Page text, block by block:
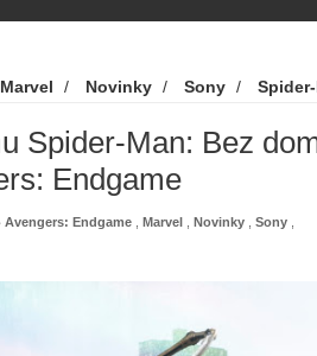
Marvel / Novinky / Sony /
Spider-Man: Bez
Endgame
Avengers: Endgame Marvel Novinky Sony